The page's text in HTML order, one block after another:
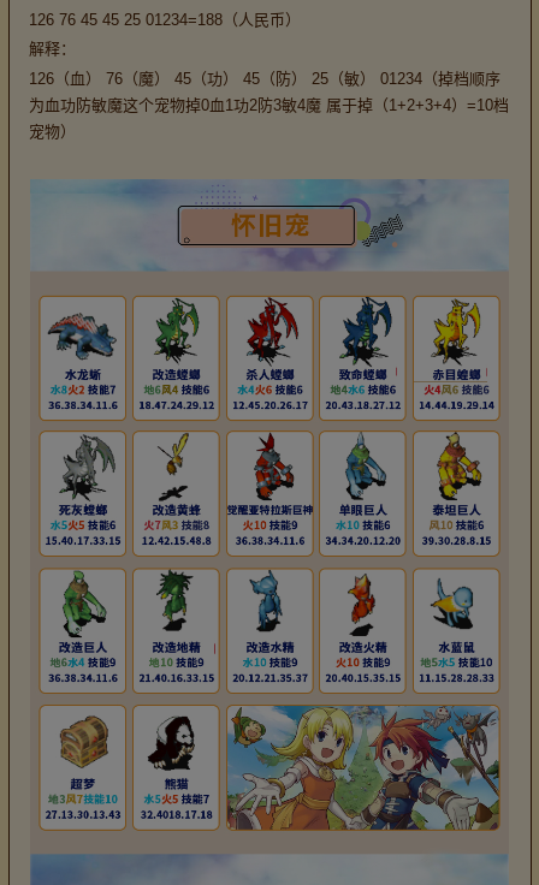
126 76 45 45 25 01234=188（人民币）
解释：
126（血） 76（魔） 45（功） 45（防） 25（敏） 01234（掉档顺序
为血功防敏魔这个宠物掉0血1功2防3敏4魔 属于掉（1+2+3+4）=10档
宠物）